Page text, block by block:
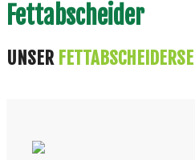
Fettabscheider
UNSER